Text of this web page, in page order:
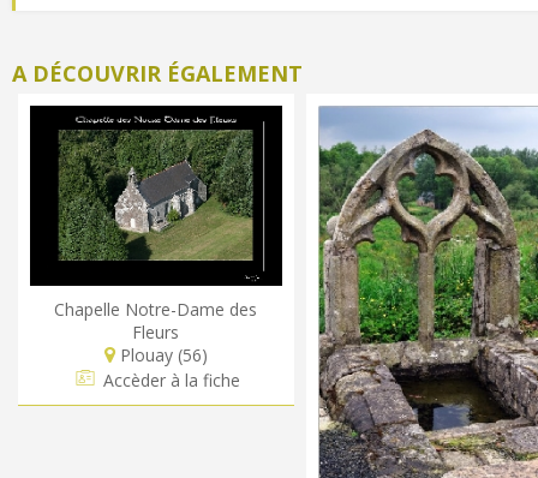
A DÉCOUVRIR ÉGALEMENT
Chapelle Notre-Dame des
Fleurs
Plouay (56)
Accèder à la fiche